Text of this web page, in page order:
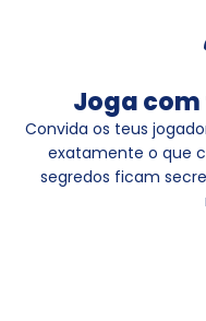
Joga
Convida os teus
exatamente o que
segredos ficam